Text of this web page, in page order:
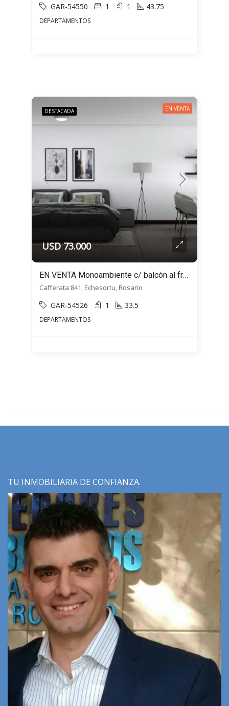
GAR-54550 1 1 43.75
DEPARTAMENTOS
DESTACADA EN VENTA
USD 73.000
EN VENTA Monoambiente c/ balcón al frente- Cafferata 800 – Echesortu, Rosario
Cafferata 841, Echesortu, Rosario
GAR-54526 1 33.5
DEPARTAMENTOS
TU INMOBILIARIA DE CONFIANZA.